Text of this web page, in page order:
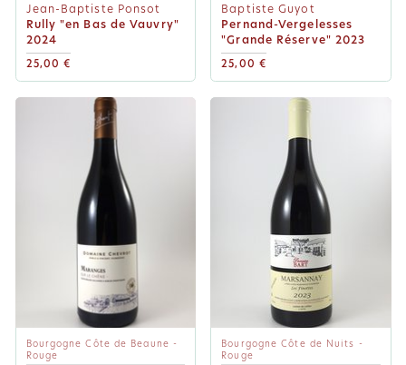
Jean-Baptiste Ponsot
Rully "en Bas de Vauvry"
2024
25,00 €
Baptiste Guyot
Pernand-Vergelesses
"Grande Réserve" 2023
25,00 €
Bourgogne Côte de Beaune -
Rouge
Bourgogne Côte de Nuits -
Rouge